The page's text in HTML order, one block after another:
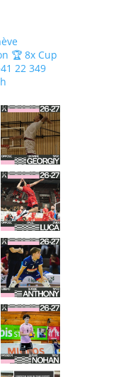
🏆 8x Cup
22 349